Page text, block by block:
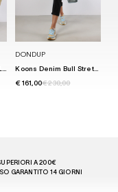
DONDUP
Koons Denim Bull Stretch Nero
€ 161,00€ 230,00
A 200€
GARANTITO 14 GIORNI